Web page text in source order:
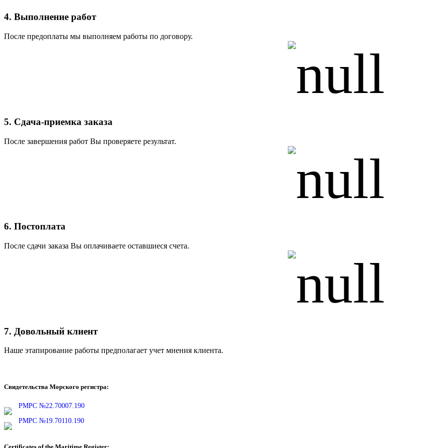
4. Выполнение работ
После предоплаты мы выполняем работы по договору.
5. Сдача-приемка заказа
После завершения работ Вы проверяете результат.
6. Постоплата
После сдачи заказа Вы оплачиваете оставшиеся счета.
7. Довольный клиент
Наше этапирование работы предполагает учет мнения клиента.
Свидетельства Морского регистра:
РМРС №22.70007.190
РМРС №19.70110.190